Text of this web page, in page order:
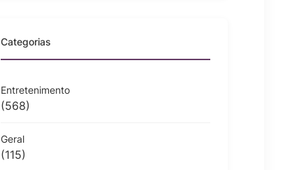
Categorias
Entretenimento
(568)
Geral
(115)